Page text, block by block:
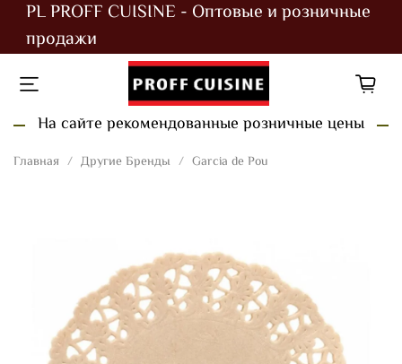
PL PROFF CUISINE - Оптовые и розничные
продажи
На сайте рекомендованные розничные цены
Главная Другие Бренды Garcia de Pou